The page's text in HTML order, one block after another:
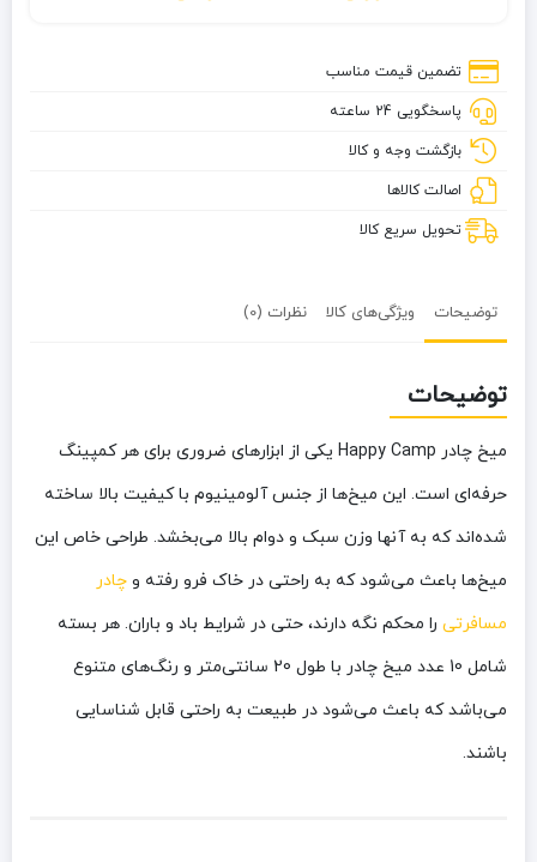
تضمین قیمت مناسب
پاسخگویی 24 ساعته
بازگشت وجه و کالا
اصالت کالاها
تحویل سریع کالا
توضیحات ویژگی‌های کالا نظرات (0)
توضیحات
میخ چادر Happy Camp یکی از ابزارهای ضروری برای هر کمپینگ
حرفه‌ای است. این میخ‌ها از جنس آلومینیوم با کیفیت بالا ساخته
شده‌اند که به آنها وزن سبک و دوام بالا می‌بخشد. طراحی خاص این
میخ‌ها باعث می‌شود که به راحتی در خاک فرو رفته و چادر
مسافرتی را محکم نگه دارند، حتی در شرایط باد و باران. هر بسته
شامل 10 عدد میخ چادر با طول 20 سانتی‌متر و رنگ‌های متنوع
می‌باشد که باعث می‌شود در طبیعت به راحتی قابل شناسایی
باشند.